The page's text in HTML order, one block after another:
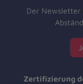
Der Newsletter
Zertifizierung